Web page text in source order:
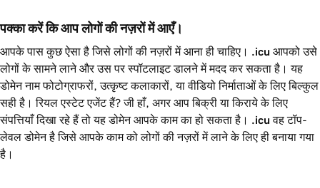
पक्का करें कि आप लोगों की नज़रों में आएँ।
आपके पास कुछ ऐसा है जिसे लोगों की नज़रों में आना ही चाहिए। .icu आपको उसे
लोगों के सामने लाने और उस पर स्पॉटलाइट डालने में मदद कर सकता है। यह
डोमेन नाम फोटोग्राफरों, उत्कृष्ट कलाकारों, या वीडियो निर्माताओं के लिए बिल्कुल
सही है। रियल एस्टेट एजेंट हैं? जी हाँ, अगर आप बिक्री या किराये के लिए
संपत्तियाँ दिखा रहे हैं तो यह डोमेन आपके काम का हो सकता है।
.icu वह टॉप-
लेवल डोमेन है जिसे आपके काम को लोगों की नज़रों में लाने के लिए ही बनाया गया
है।